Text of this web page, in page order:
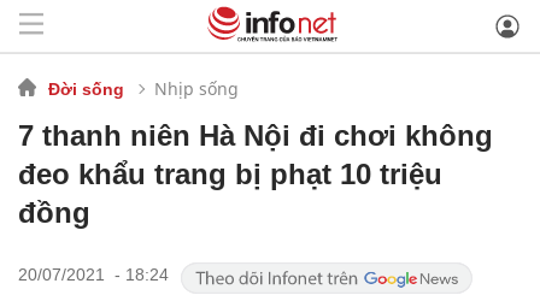
Đời sống Nhịp sống
7 thanh niên Hà Nội đi chơi không
đeo khẩu trang bị phạt 10 triệu
đồng
20/07/2021 - 18:24